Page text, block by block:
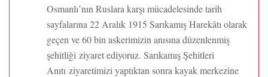
Osmanlı’nın Ruslara karşı mücadelesinde tarih
sayfalarına 22 Aralık 1915 Sarıkamış Harekâtı olarak
geçen ve 60 bin askerimizin anısına düzenlenmiş
şehitliği ziyaret ediyoruz. Sarıkamış Şehitleri
Anıtı ziyaretimizi yaptıktan sonra kayak merkezine